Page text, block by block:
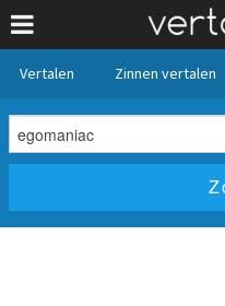
Vertalen Zinnen vertalen